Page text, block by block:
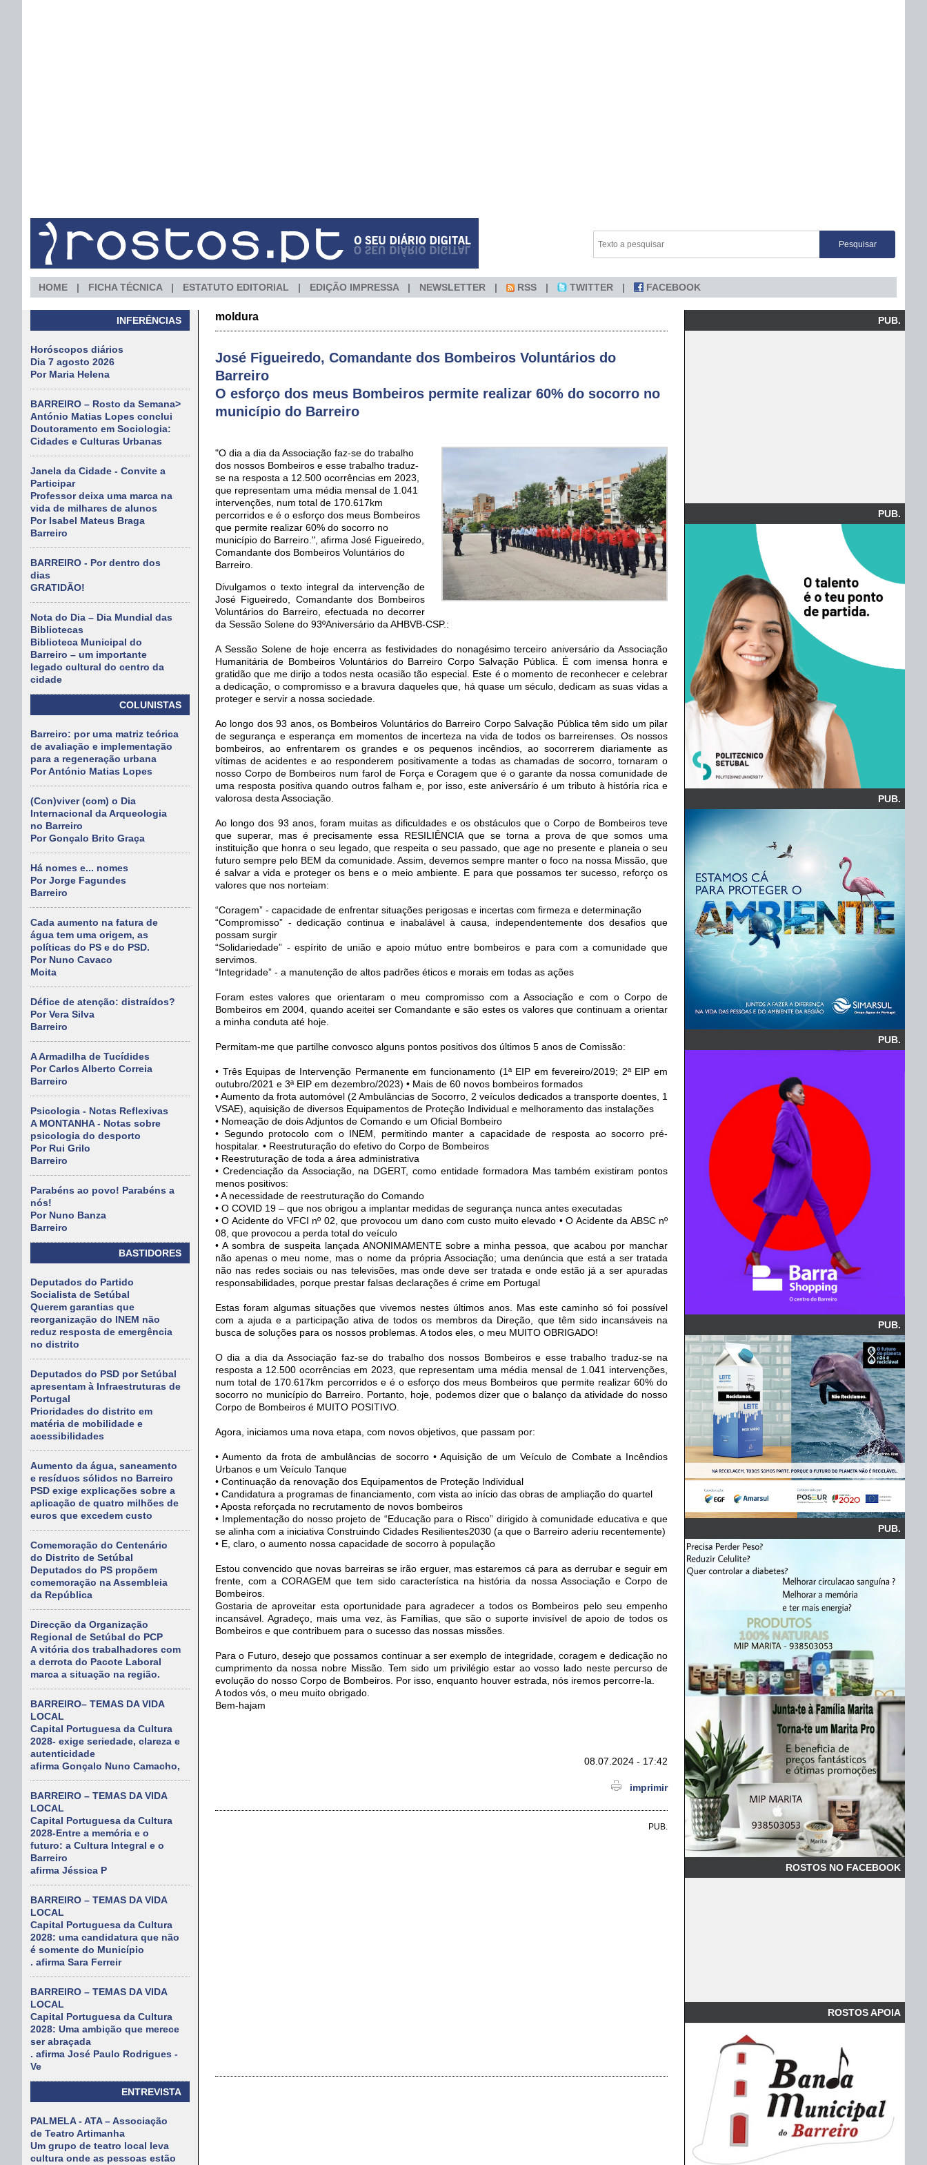
HOME FICHA TÉCNICA ESTATUTO EDITORIAL EDIÇÃO IMPRESSA NEWSLETTER RSS TWITTER FACEBOOK
INFERÊNCIAS
Horóscopos diários
Dia 7 agosto 2026
Por Maria Helena
BARREIRO – Rosto da Semana>
António Matias Lopes conclui
Doutoramento em Sociologia:
Cidades e Culturas Urbanas
Janela da Cidade - Convite a
Participar
Professor deixa uma marca na
vida de milhares de alunos
Por Isabel Mateus Braga
Barreiro
BARREIRO - Por dentro dos
dias
GRATIDÃO!
Nota do Dia – Dia Mundial das
Bibliotecas
Biblioteca Municipal do
Barreiro – um importante
legado cultural do centro da
cidade
COLUNISTAS
Barreiro: por uma matriz teórica
de avaliação e implementação
para a regeneração urbana
Por António Matias Lopes
(Con)viver (com) o Dia
Internacional da Arqueologia
no Barreiro
Por Gonçalo Brito Graça
Há nomes e... nomes
Por Jorge Fagundes
Barreiro
Cada aumento na fatura de
água tem uma origem, as
políticas do PS e do PSD.
Por Nuno Cavaco
Moita
Défice de atenção: distraídos?
Por Vera Silva
Barreiro
A Armadilha de Tucídides
Por Carlos Alberto Correia
Barreiro
Psicologia - Notas Reflexivas
A MONTANHA - Notas sobre
psicologia do desporto
Por Rui Grilo
Barreiro
Parabéns ao povo! Parabéns a
nós!
Por Nuno Banza
Barreiro
BASTIDORES
Deputados do Partido
Socialista de Setúbal
Querem garantias que
reorganização do INEM não
reduz resposta de emergência
no distrito
Deputados do PSD por Setúbal
apresentam à Infraestruturas de
Portugal
Prioridades do distrito em
matéria de mobilidade e
acessibilidades
Aumento da água, saneamento
e resíduos sólidos no Barreiro
PSD exige explicações sobre a
aplicação de quatro milhões de
euros que excedem custo
Comemoração do Centenário
do Distrito de Setúbal
Deputados do PS propõem
comemoração na Assembleia
da República
Direcção da Organização
Regional de Setúbal do PCP
A vitória dos trabalhadores com
a derrota do Pacote Laboral
marca a situação na região.
BARREIRO– TEMAS DA VIDA
LOCAL
Capital Portuguesa da Cultura
2028- exige seriedade, clareza e
autenticidade
afirma Gonçalo Nuno Camacho,
BARREIRO – TEMAS DA VIDA
LOCAL
Capital Portuguesa da Cultura
2028-Entre a memória e o
futuro: a Cultura Integral e o
Barreiro
afirma Jéssica P
BARREIRO – TEMAS DA VIDA
LOCAL
Capital Portuguesa da Cultura
2028: uma candidatura que não
é somente do Município
. afirma Sara Ferreir
BARREIRO – TEMAS DA VIDA
LOCAL
Capital Portuguesa da Cultura
2028: Uma ambição que merece
ser abraçada
. afirma José Paulo Rodrigues -
Ve
ENTREVISTA
PALMELA - ATA – Associação
de Teatro Artimanha
Um grupo de teatro local leva
cultura onde as pessoas estão
moldura
José Figueiredo, Comandante dos Bombeiros Voluntários do
Barreiro
O esforço dos meus Bombeiros permite realizar 60% do socorro no
município do Barreiro
"O dia a dia da Associação faz-se do trabalho
dos nossos Bombeiros e esse trabalho traduz-
se na resposta a 12.500 ocorrências em 2023,
que representam uma média mensal de 1.041
intervenções, num total de 170.617km
percorridos e é o esforço dos meus Bombeiros
que permite realizar 60% do socorro no
município do Barreiro.", afirma José Figueiredo,
Comandante dos Bombeiros Voluntários do
Barreiro.
Divulgamos o texto integral da intervenção de
José Figueiredo, Comandante dos Bombeiros
Voluntários do Barreiro, efectuada no decorrer
da Sessão Solene do 93ºAniversário da AHBVB-CSP.:
A Sessão Solene de hoje encerra as festividades do nonagésimo terceiro aniversário da Associação
Humanitária de Bombeiros Voluntários do Barreiro Corpo Salvação Pública. É com imensa honra e
gratidão que me dirijo a todos nesta ocasião tão especial. Este é o momento de reconhecer e celebrar
a dedicação, o compromisso e a bravura daqueles que, há quase um século, dedicam as suas vidas a
proteger e servir a nossa sociedade.
Ao longo dos 93 anos, os Bombeiros Voluntários do Barreiro Corpo Salvação Pública têm sido um pilar
de segurança e esperança em momentos de incerteza na vida de todos os barreirenses. Os nossos
bombeiros, ao enfrentarem os grandes e os pequenos incêndios, ao socorrerem diariamente as
vítimas de acidentes e ao responderem positivamente a todas as chamadas de socorro, tornaram o
nosso Corpo de Bombeiros num farol de Força e Coragem que é o garante da nossa comunidade de
uma resposta positiva quando outros falham e, por isso, este aniversário é um tributo à história rica e
valorosa desta Associação.
Ao longo dos 93 anos, foram muitas as dificuldades e os obstáculos que o Corpo de Bombeiros teve
que superar, mas é precisamente essa RESILIÊNCIA que se torna a prova de que somos uma
instituição que honra o seu legado, que respeita o seu passado, que age no presente e planeia o seu
futuro sempre pelo BEM da comunidade. Assim, devemos sempre manter o foco na nossa Missão, que
é salvar a vida e proteger os bens e o meio ambiente. E para que possamos ter sucesso, reforço os
valores que nos norteiam:
“Coragem” - capacidade de enfrentar situações perigosas e incertas com firmeza e determinação
“Compromisso” - dedicação continua e inabalável à causa, independentemente dos desafios que
possam surgir
“Solidariedade” - espírito de união e apoio mútuo entre bombeiros e para com a comunidade que
servimos.
“Integridade” - a manutenção de altos padrões éticos e morais em todas as ações
Foram estes valores que orientaram o meu compromisso com a Associação e com o Corpo de
Bombeiros em 2004, quando aceitei ser Comandante e são estes os valores que continuam a orientar
a minha conduta até hoje.
Permitam-me que partilhe convosco alguns pontos positivos dos últimos 5 anos de Comissão:
• Três Equipas de Intervenção Permanente em funcionamento (1ª EIP em fevereiro/2019; 2ª EIP em
outubro/2021 e 3ª EIP em dezembro/2023) • Mais de 60 novos bombeiros formados
• Aumento da frota automóvel (2 Ambulâncias de Socorro, 2 veículos dedicados a transporte doentes, 1
VSAE), aquisição de diversos Equipamentos de Proteção Individual e melhoramento das instalações
• Nomeação de dois Adjuntos de Comando e um Oficial Bombeiro
• Segundo protocolo com o INEM, permitindo manter a capacidade de resposta ao socorro pré-
hospitalar. • Reestruturação do efetivo do Corpo de Bombeiros
• Reestruturação de toda a área administrativa
• Credenciação da Associação, na DGERT, como entidade formadora Mas também existiram pontos
menos positivos:
• A necessidade de reestruturação do Comando
• O COVID 19 – que nos obrigou a implantar medidas de segurança nunca antes executadas
• O Acidente do VFCI nº 02, que provocou um dano com custo muito elevado • O Acidente da ABSC nº
08, que provocou a perda total do veículo
• A sombra de suspeita lançada ANONIMAMENTE sobre a minha pessoa, que acabou por manchar
não apenas o meu nome, mas o nome da própria Associação; uma denúncia que está a ser tratada
não nas redes sociais ou nas televisões, mas onde deve ser tratada e onde estão já a ser apuradas
responsabilidades, porque prestar falsas declarações é crime em Portugal
Estas foram algumas situações que vivemos nestes últimos anos. Mas este caminho só foi possível
com a ajuda e a participação ativa de todos os membros da Direção, que têm sido incansáveis na
busca de soluções para os nossos problemas. A todos eles, o meu MUITO OBRIGADO!
O dia a dia da Associação faz-se do trabalho dos nossos Bombeiros e esse trabalho traduz-se na
resposta a 12.500 ocorrências em 2023, que representam uma média mensal de 1.041 intervenções,
num total de 170.617km percorridos e é o esforço dos meus Bombeiros que permite realizar 60% do
socorro no município do Barreiro. Portanto, hoje, podemos dizer que o balanço da atividade do nosso
Corpo de Bombeiros é MUITO POSITIVO.
Agora, iniciamos uma nova etapa, com novos objetivos, que passam por:
• Aumento da frota de ambulâncias de socorro • Aquisição de um Veículo de Combate a Incêndios
Urbanos e um Veículo Tanque
• Continuação da renovação dos Equipamentos de Proteção Individual
• Candidatura a programas de financiamento, com vista ao início das obras de ampliação do quartel
• Aposta reforçada no recrutamento de novos bombeiros
• Implementação do nosso projeto de “Educação para o Risco” dirigido à comunidade educativa e que
se alinha com a iniciativa Construindo Cidades Resilientes2030 (a que o Barreiro aderiu recentemente)
• E, claro, o aumento nossa capacidade de socorro à população
Estou convencido que novas barreiras se irão erguer, mas estaremos cá para as derrubar e seguir em
frente, com a CORAGEM que tem sido característica na história da nossa Associação e Corpo de
Bombeiros.
Gostaria de aproveitar esta oportunidade para agradecer a todos os Bombeiros pelo seu empenho
incansável. Agradeço, mais uma vez, às Famílias, que são o suporte invisível de apoio de todos os
Bombeiros e que contribuem para o sucesso das nossas missões.
Para o Futuro, desejo que possamos continuar a ser exemplo de integridade, coragem e dedicação no
cumprimento da nossa nobre Missão. Tem sido um privilégio estar ao vosso lado neste percurso de
evolução do nosso Corpo de Bombeiros. Por isso, enquanto houver estrada, nós iremos percorre-la.
A todos vós, o meu muito obrigado.
Bem-hajam
08.07.2024 - 17:42
imprimir
PUB.
PUB.
PUB.
PUB.
PUB.
PUB.
PUB.
ROSTOS NO FACEBOOK
ROSTOS APOIA